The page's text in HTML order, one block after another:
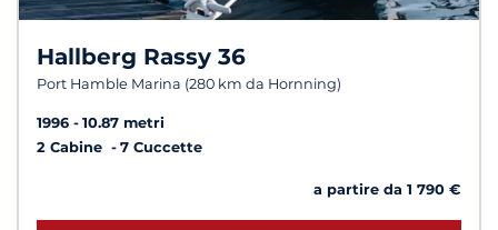
Hallberg Rassy 36
Port Hamble Marina (280 km da Hornning)
1996
10.87 metri
2 Cabine
7 Cuccette
a partire da 1 790 €